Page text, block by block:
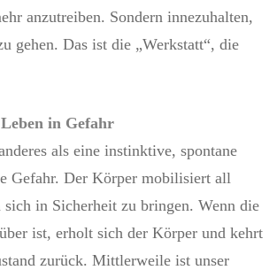
anzutreiben. Sondern innezuhalten,
gehen. Das ist die „Werkstatt“, die
in Gefahr
als eine instinktive, spontane
Gefahr. Der Körper mobilisiert all
in Sicherheit zu bringen. Wenn die
ist, erholt sich der Körper und kehrt
zurück. Mittlerweile ist unser